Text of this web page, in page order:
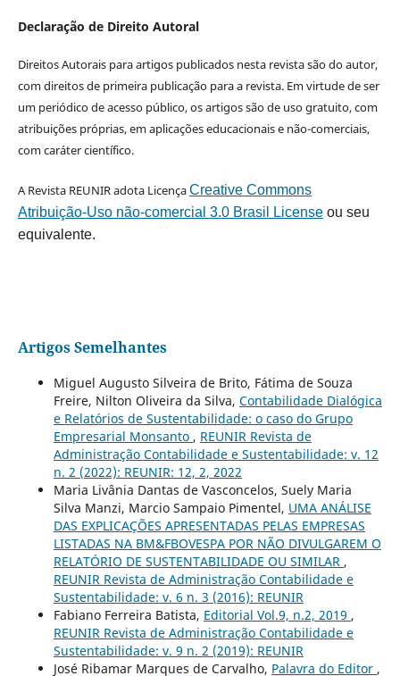
Declaração de Direito Autoral
Direitos Autorais para artigos publicados nesta revista são do autor,
com direitos de primeira publicação para a revista. Em virtude de ser
um periódico de acesso público, os artigos são de uso gratuito, com
atribuições próprias, em aplicações educacionais e não-comerciais,
com caráter científico.
A Revista REUNIR adota LicençaCreative Commons
Atribuição-Uso não-comercial 3.0 Brasil Licenseou seu
equivalente.
Artigos Semelhantes
Miguel Augusto Silveira de Brito, Fátima de Souza
Freire, Nilton Oliveira da Silva, Contabilidade Dialógica
e Relatórios de Sustentabilidade: o caso do Grupo
Empresarial Monsanto , REUNIR Revista de
Administração Contabilidade e Sustentabilidade: v. 12
n. 2 (2022): REUNIR: 12, 2, 2022
Maria Livânia Dantas de Vasconcelos, Suely Maria
Silva Manzi, Marcio Sampaio Pimentel, UMA ANÁLISE
DAS EXPLICAÇÕES APRESENTADAS PELAS EMPRESAS
LISTADAS NA BM&FBOVESPA POR NÃO DIVULGAREM O
RELATÓRIO DE SUSTENTABILIDADE OU SIMILAR ,
REUNIR Revista de Administração Contabilidade e
Sustentabilidade: v. 6 n. 3 (2016): REUNIR
Fabiano Ferreira Batista, Editorial Vol.9, n.2, 2019 ,
REUNIR Revista de Administração Contabilidade e
Sustentabilidade: v. 9 n. 2 (2019): REUNIR
José Ribamar Marques de Carvalho, Palavra do Editor ,